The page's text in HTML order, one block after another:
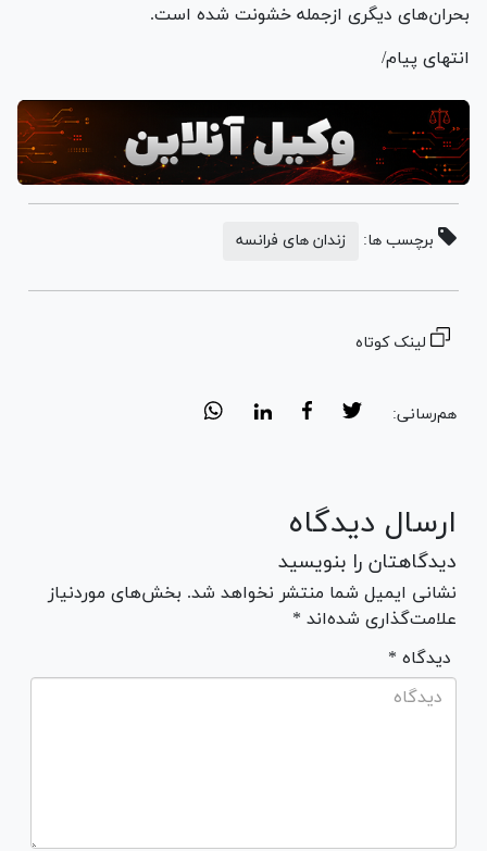
بحران‌های دیگری ازجمله خشونت شده است.
انتهای پیام/
برچسب ها: زندان های فرانسه
لینک کوتاه
هم‌رسانی:
ارسال دیدگاه
دیدگاهتان را بنویسید
نشانی ایمیل شما منتشر نخواهد شد. بخش‌های موردنیاز
علامت‌گذاری شده‌اند *
* دیدگاه